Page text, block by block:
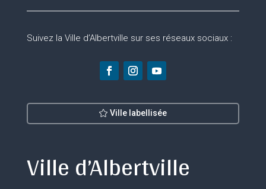
Suivez la Ville d’Albertville sur ses réseaux sociaux :
Ville labellisée
Ville d’Albertville